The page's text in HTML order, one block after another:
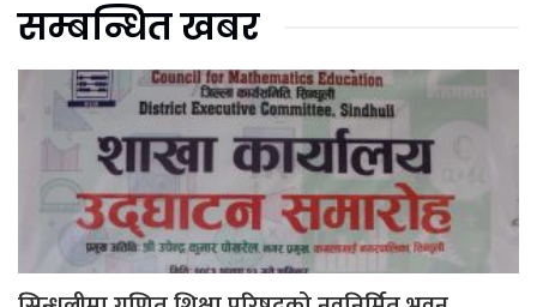
सम्बन्धित खबर